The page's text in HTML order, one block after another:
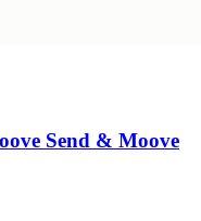
Send & Moove